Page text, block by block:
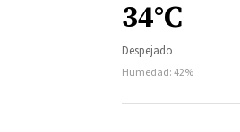
34°C
Despejado
Humedad: 42%